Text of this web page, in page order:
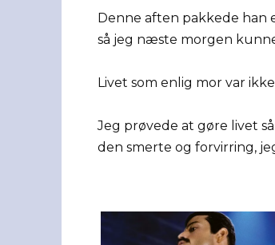
Denne aften pakkede han
så jeg næste morgen
Livet som enlig mor var
Jeg prøvede at gøre livet
den smerte og forvirring,